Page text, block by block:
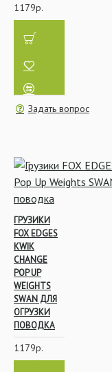
1179р.
Задать вопрос
ГРУЗИКИ
FOX EDGES
KWIK
CHANGE
POP UP
WEIGHTS
SWAN ДЛЯ
ОГРУЗКИ
ПОВОДКА
1179р.